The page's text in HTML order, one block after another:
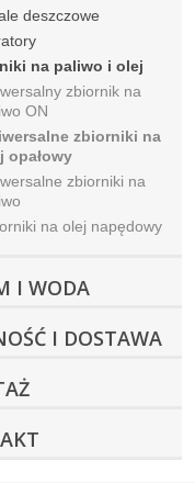
deszczowe
na paliwo i olej
zbiornik na
ON
zbiorniki na
opałowy
zbiorniki na
na olej napędowy
I WODA
I DOSTAWA